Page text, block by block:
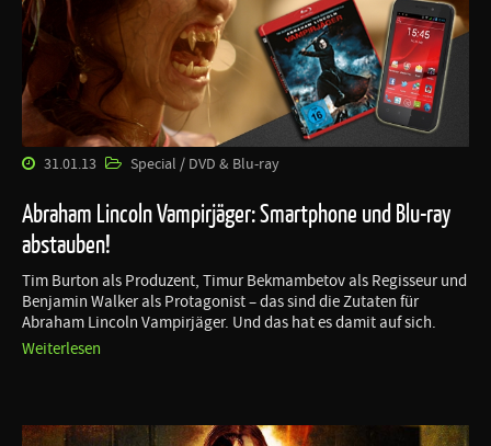
31.01.13 Special / DVD & Blu-ray
Abraham Lincoln Vampirjäger: Smartphone und Blu-ray
abstauben!
Tim Burton als Produzent, Timur Bekmambetov als Regisseur und
Benjamin Walker als Protagonist – das sind die Zutaten für
Abraham Lincoln Vampirjäger. Und das hat es damit auf sich.
Weiterlesen